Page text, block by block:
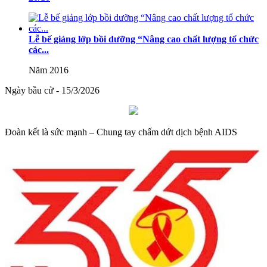
08/2025/TT-BGDĐT
Thông tư số 08/2025/TT-BGDĐT của Bộ Giáo dục và Đào tạo:
Quy định thời hạn lưu trữ hồ sơ, tài liệu thuộc lĩnh vực giáo dục và
đào tạo
Lượt xem:576 | lượt tải:0
Lễ bế giảng lớp bồi dưỡng “Nâng cao chất lượng tổ chức
các...
Năm 2016
Ngày bầu cử - 15/3/2026
Đoàn kết là sức mạnh – Chung tay chấm dứt dịch bệnh AIDS